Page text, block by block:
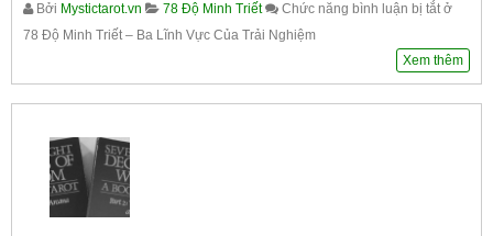
Bởi Mystictarot.vn 78 Độ Minh Triết Chức năng bình luận bị tắtở
78 Độ Minh Triết – Ba Lĩnh Vực Của Trải Nghiệm
Xem thêm